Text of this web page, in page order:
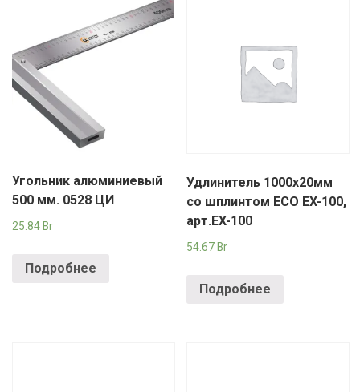
Угольник алюминиевый
500 мм. 0528 ЦИ
25.84 Br
Подробнее
Удлинитель 1000х20мм
со шплинтом ECO EX-100,
арт.EX-100
54.67 Br
Подробнее